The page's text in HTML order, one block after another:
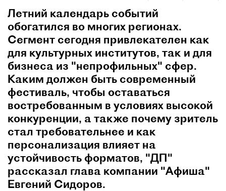
Летний календарь событий
обогатился во многих регионах.
Сегмент сегодня привлекателен как
для культурных институтов, так и для
бизнеса из "непрофильных" сфер.
Каким должен быть современный
фестиваль, чтобы оставаться
востребованным в условиях высокой
конкуренции, а также почему зритель
стал требовательнее и как
персонализация влияет на
устойчивость форматов, "ДП"
рассказал глава компании "Афиша"
Евгений Сидоров.